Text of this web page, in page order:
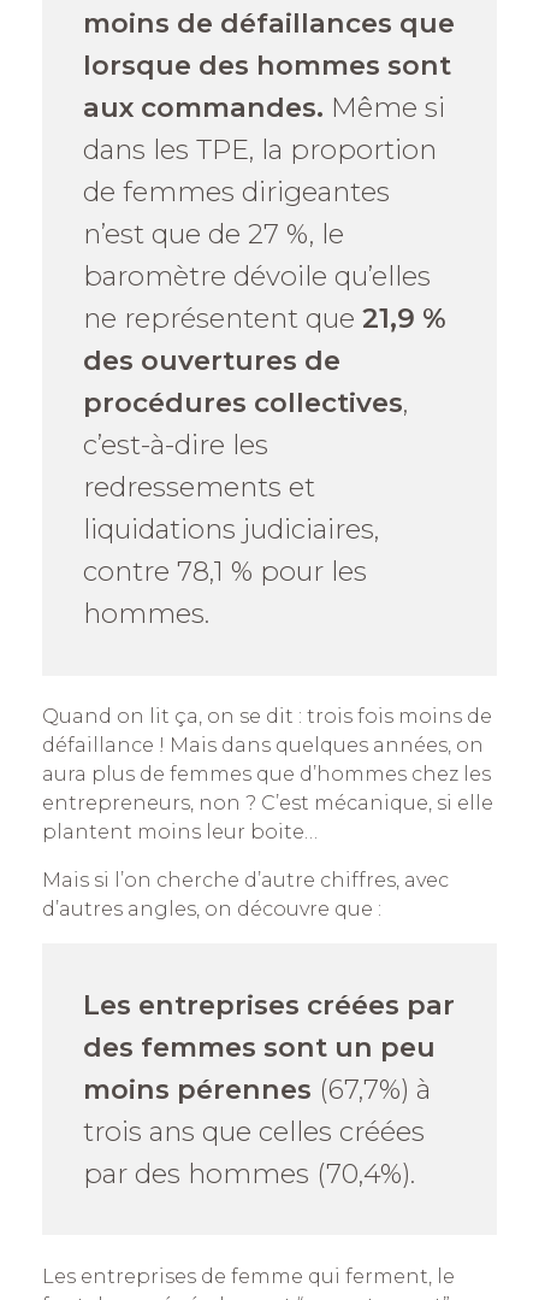
moins de défaillances que
lorsque des hommes sont
aux commandes. Même si
dans les TPE, la proportion
de femmes dirigeantes
n’est que de 27 %, le
baromètre dévoile qu’elles
ne représentent que 21,9 %
des ouvertures de
procédures collectives,
c’est-à-dire les
redressements et
liquidations judiciaires,
contre 78,1 % pour les
hommes.
Quand on lit ça, on se dit : trois fois moins de
défaillance ! Mais dans quelques années, on
aura plus de femmes que d’hommes chez les
entrepreneurs, non ? C’est mécanique, si elle
plantent moins leur boite…
Mais si l’on cherche d’autre chiffres, avec
d’autres angles, on découvre que :
Les entreprises créées par
des femmes sont un peu
moins pérennes (67,7%) à
trois ans que celles créées
par des hommes (70,4%).
Les entreprises de femme qui ferment, le